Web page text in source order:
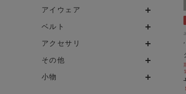
アイウェア
ベルト
アクセサリ
その他
小物